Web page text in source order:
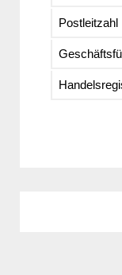
Postleitzahl